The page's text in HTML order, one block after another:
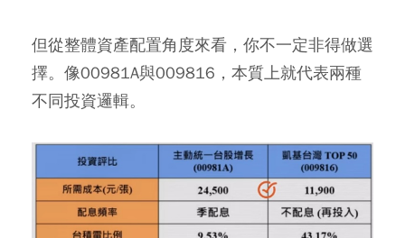
但從整體資產配置角度來看，你不一定非得做選
擇。像00981A與009816，本質上就代表兩種
不同投資邏輯。